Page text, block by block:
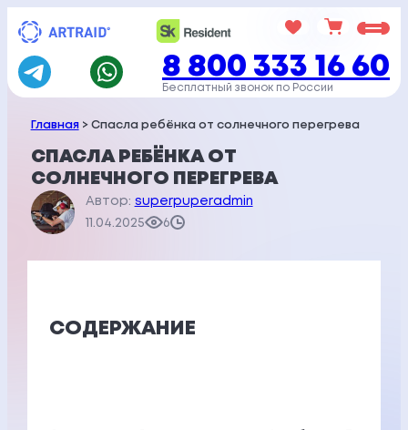
Перейти
содержимому
8 800 333 16 60
Бесплатный звонок по России
Главная> Спасла ребёнка от солнечного перегрева
СПАСЛА РЕБЁНКА ОТ
СОЛНЕЧНОГО ПЕРЕГРЕВА
Автор: superpuperadmin
11.04.2025 6
СОДЕРЖАНИЕ